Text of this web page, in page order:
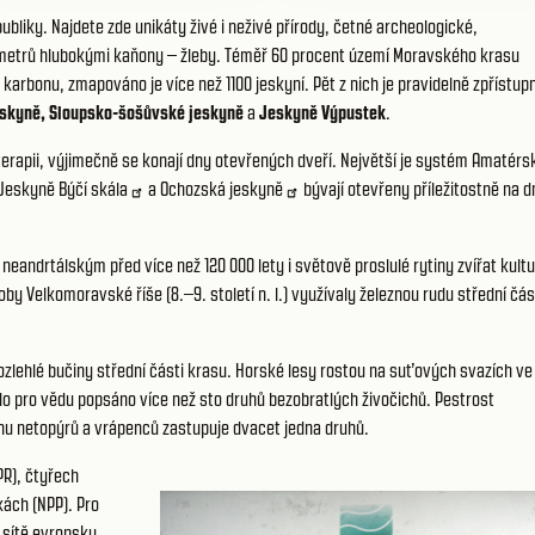
Najdete zde unikáty živé i neživé přírody, četné archeologické,
hlubokými kaňony – žleby. Téměř 60 procent území Moravského krasu
zmapováno je více než 1100 jeskyní. Pět z nich je pravidelně
,Sloupsko-šošůvské jeskyněa Jeskyně Výpustek.
výjimečně se konají dny otevřených dveří. Největší je systém
Býčí skála
a Ochozská jeskyně bývají otevřeny příležitostně na
před více než 120 000 lety i světově proslulé rytiny zvířat
Velkomoravské říše (8.–9. století n. l.) využívaly železnou rudu střední
bučiny střední části krasu. Horské lesy rostou na suťových svazích ve
pro vědu popsáno více než sto druhů bezobratlých živočichů. Pestrost
netopýrů a vrápenců zastupuje dvacet jedna druhů.
čtyřech
(NPP). Pro